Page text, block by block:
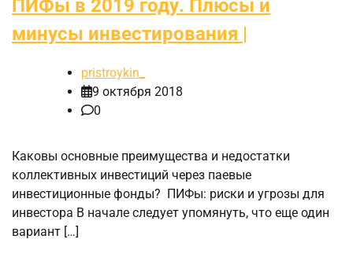
ПИФы в 2019 году. Плюсы и
минусы инвестирования |
pristroykin_
9 октября 2018
0
Каковы основные преимущества и недостатки
коллективных инвестиций через паевые
инвестиционные фонды? ПИФы: риски и угрозы для
инвестора В начале следует упомянуть, что еще один
вариант […]